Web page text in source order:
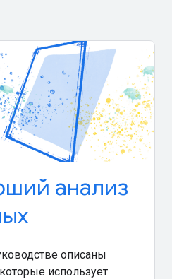
анализ
описаны
использует